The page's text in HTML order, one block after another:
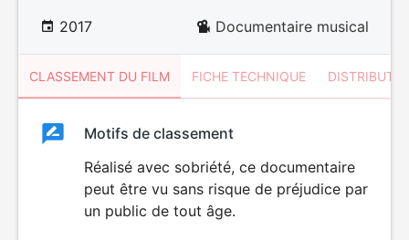
2017 Documentaire musical
CLASSEMENT DU FILM FICHE TECHNIQUE
ClassementClassement
Motifs de classement
Réalisé avec sobriété, ce documentaire
peut être vu sans risque de préjudice par
un public de tout âge.